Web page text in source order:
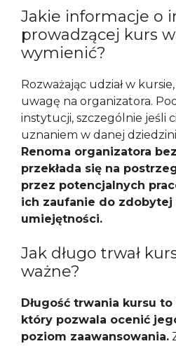
Jakie informacje o
prowadzącej kurs
wymienić?
Rozważając udział w
uwagę na organizatora.
instytucji, szczególnie jeśli
uznaniem w danej
Renoma organizatora
przekłada się na
przez potencjalnych
ich zaufanie do zdobytej
umiejętności.
Jak długo trwał
ważne?
Długość trwania kursu
który pozwala ocenić
poziom zaawansowania.